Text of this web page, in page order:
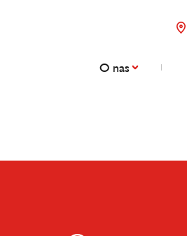
O nas